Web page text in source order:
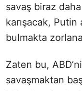
savaş biraz
karışacak,
bulmakta
Zaten bu,
savaşmaktan